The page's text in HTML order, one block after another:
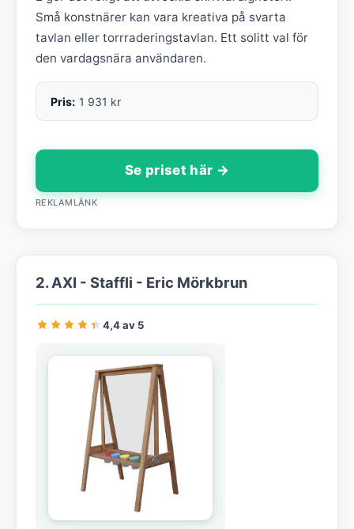
Små konstnärer kan vara kreativa på svarta
tavlan eller torrraderingstavlan. Ett solitt val för
den vardagsnära användaren.
Pris: 1 931 kr
Se priset här →
REKLAMLÄNK
2. AXI - Staffli - Eric Mörkbrun
4,4 av 5